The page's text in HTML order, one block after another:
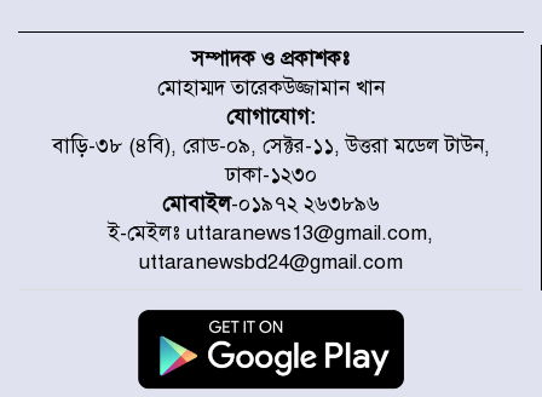
স্থাপনের উদ্যোগ চান মিয়া ব্যাপারীর
৭ জেলায় ঝোড়ো হাওয়াসহ বজ্রবৃষ্টির
শঙ্কা
বগুড়া ও সিলেটে সড়ক দুর্ঘটনায় নিহত
১৫
জুলাইয়ে দেশজুড়ে ৪৫৮টি সড়ক
দুর্ঘটনায় ৪১৬ জন নিহত হয়েছেন
সম্পাদক ও প্রকাশকঃ
মোহাম্মদ তারেকউজ্জামান খান
যোগাযোগ:
বাড়ি-৩৮ (৪বি), রোড-০৯, সেক্টর-১১, উত্তরা মডেল টাউন,
ঢাকা-১২৩০
মোবাইল-০১৯৭২ ২৬৩৮৯৬
ই-মেইলঃ uttaranews13@gmail.com,
uttaranewsbd24@gmail.com